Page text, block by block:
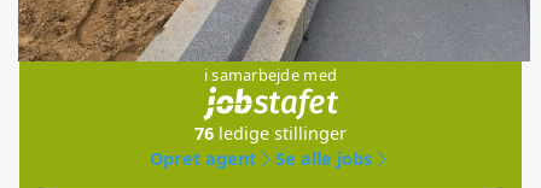
Jobs
i samarbejde med
76 ledige stillinger
Opret agent
Se alle jobs